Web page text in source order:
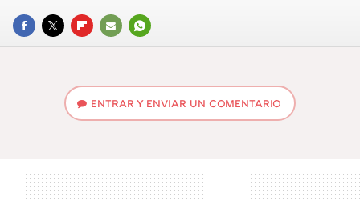
FACEBOOK
TWITTERFLIPBOARD
E-
WHATSAPP
ENTRAR Y ENVIAR UN COMENTARIO